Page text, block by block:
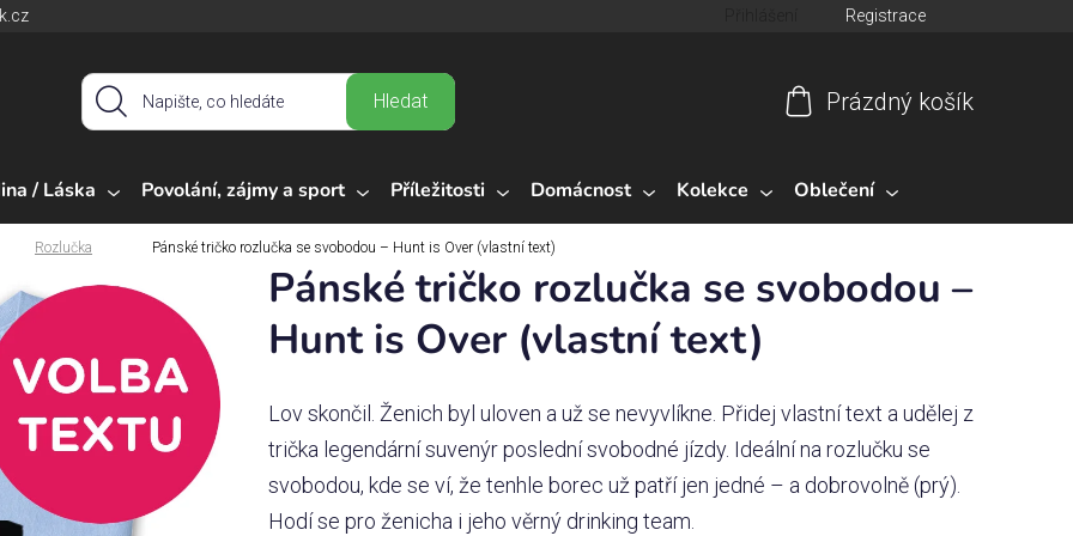
Registrace
Hledat
košík
Prázdný košík
/ Láska Povolání, zájmy a sport Příležitosti Domácnost Kolekce Oblečení
Rozlučka Pánské tričko rozlučka se svobodou – Hunt is Over (vlastní text)
Pánské tričko rozlučka se svobodou –
Hunt is Over (vlastní text)
Lov skončil. Ženich byl uloven a už se nevyvlíkne. Přidej vlastní text a udělej z
trička legendární suvenýr poslední svobodné jízdy. Ideální na rozlučku se
svobodou, kde se ví, že tenhle borec už patří jen jedné – a dobrovolně (prý).
Hodí se pro ženicha i jeho věrný drinking team.